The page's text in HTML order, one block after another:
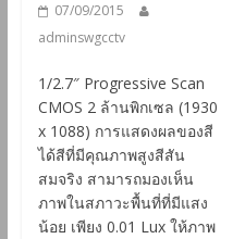
07/09/2015
adminswgcctv
1/2.7″ Progressive Scan
CMOS 2 ล้านพิกเซล (1930
x 1088) การแสดงผลของสี
ได้สีที่มีคุณภาพสูงสีสัน
สมจริง สามารถมองเห็น
ภาพในสภาวะพื้นที่ที่มีแสง
น้อย เพียง 0.01 Lux ให้ภาพ